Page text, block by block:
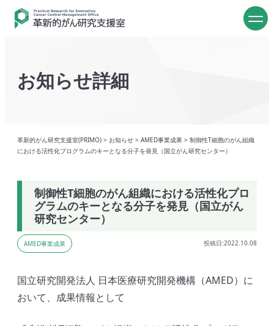
お知らせ詳細
革新的がん研究支援室(PRIMO) > お知らせ > AMED事業成果 > 制御性T細胞のがん組織
における活性化プログラムのキーとなる分子を発見（国立がん研究センター）
制御性T細胞のがん組織における活性化プロ
グラムのキーとなる分子を発見（国立がん
研究センター）
AMED事業成果 投稿日:2022.10.08
国立研究開発法人 日本医療研究開発機構（AMED）に
おいて、成果情報として